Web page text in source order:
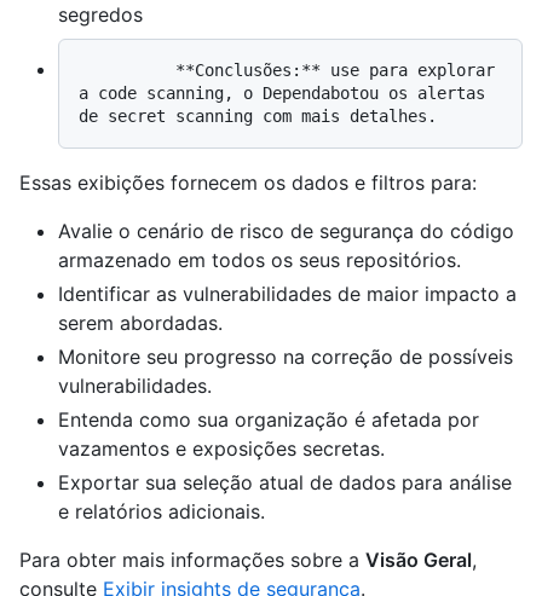
segredos
a code scanning, o Dependabotou os alertas
Essas exibições fornecem os dados e filtros para:
Avalie o cenário de risco de segurança do código
armazenado em todos os seus repositórios.
Identificar as vulnerabilidades de maior impacto a
serem abordadas.
Monitore seu progresso na correção de possíveis
vulnerabilidades.
Entenda como sua organização é afetada por
vazamentos e exposições secretas.
Exportar sua seleção atual de dados para análise
e relatórios adicionais.
Para obter mais informações sobre a Visão Geral,
consulte Exibir insights de segurança.